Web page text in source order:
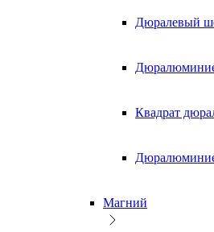
Дюралевый
Квадрат
Магний